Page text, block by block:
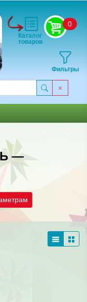
0
Фильтры
Каталог
товаров
—